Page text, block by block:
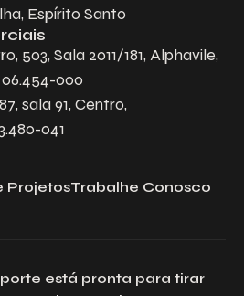
Espírito Santo
503, Sala 2011/181, Alphavile,
000
sala 91, Centro,
041
ProjetosTrabalhe Conosco
está pronta para tirar
da Bepex.